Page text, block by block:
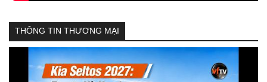
THÔNG TIN THƯƠNG MẠI